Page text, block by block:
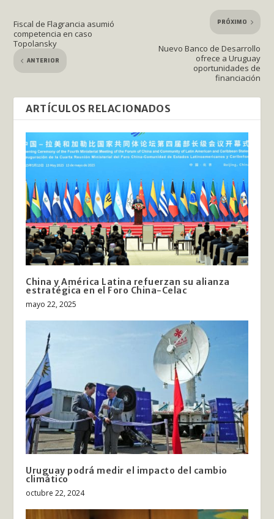
Fiscal de Flagrancia asumió
competencia en caso
Topolansky
ANTERIOR
PRÓXIMO
Nuevo Banco de Desarrollo
ofrece a Uruguay
oportunidades de
financiación
ARTÍCULOS RELACIONADOS
China y América Latina refuerzan su alianza
estratégica en el Foro China-Celac
mayo 22, 2025
Uruguay podrá medir el impacto del cambio
climático
octubre 22, 2024